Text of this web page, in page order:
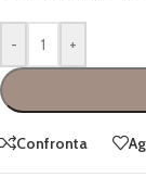
- +
Confronta